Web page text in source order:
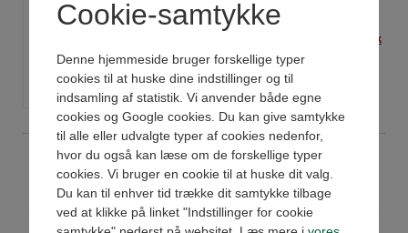
Klik
her
Se datablad
A119X-6-1/8
Vridb.T pi 316 1/8" Ø6mm
På lager
Pris: 359,00 DKK ex moms
A119X-6-1/4
Vridb.T pi 316 1/4" Ø6mm
Cookie-samtykke
Denne hjemmeside bruger forskellige typer
cookies til at huske dine indstillinger og til
indsamling af statistik. Vi anvender både egne
cookies og Google cookies. Du kan give samtykke
til alle eller udvalgte typer af cookies nedenfor,
hvor du også kan læse om de forskellige typer
cookies. Vi bruger en cookie til at huske dit valg.
Du kan til enhver tid trække dit samtykke tilbage
ved at klikke på linket "Indstillinger for cookie